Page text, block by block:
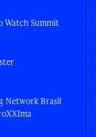
Watch Summit
Network Brasil